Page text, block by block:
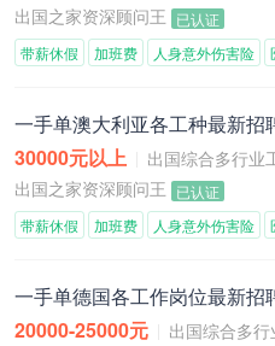
出国之家资深顾问王 已认证
带薪休假 加班费 人身意外伤害险
一手单澳大利亚各工种最新招
30000元以上 出国综合多行业
出国之家资深顾问王 已认证
带薪休假 加班费 人身意外伤害险
一手单德国各工作岗位最新招
20000-25000元 出国综合多行